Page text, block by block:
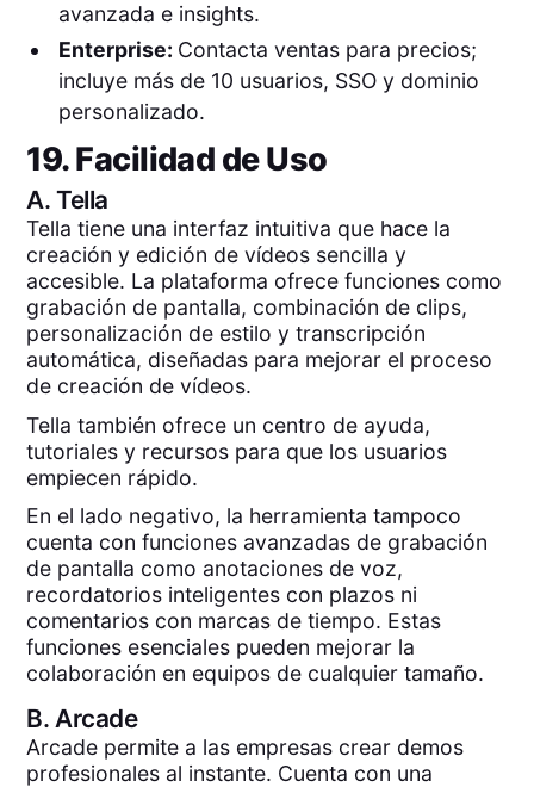
avanzada e insights.
Enterprise: Contacta ventas para precios;
incluye más de 10 usuarios, SSO y dominio
personalizado.
19. Facilidad de Uso
A.Tella
Tella tiene una interfaz intuitiva que hace la
creación y edición de vídeos sencilla y
accesible. La plataforma ofrece funciones como
grabación de pantalla, combinación de clips,
personalización de estilo y transcripción
automática, diseñadas para mejorar el proceso
de creación de vídeos.
Tella también ofrece un centro de ayuda,
tutoriales y recursos para que los usuarios
empiecen rápido.
En el lado negativo, la herramienta tampoco
cuenta con funciones avanzadas de grabación
de pantalla como anotaciones de voz,
recordatorios inteligentes con plazos ni
comentarios con marcas de tiempo. Estas
funciones esenciales pueden mejorar la
colaboración en equipos de cualquier tamaño.
B. Arcade
Arcade permite a las empresas crear demos
profesionales al instante. Cuenta con una